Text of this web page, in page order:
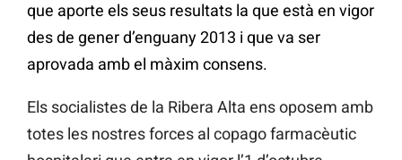
que aporte els seus resultats la que està en vigor
des de gener d’enguany 2013 i que va ser
aprovada amb el màxim consens.
Els socialistes de la Ribera Alta ens oposem amb
totes les nostres forces al copago farmacèutic